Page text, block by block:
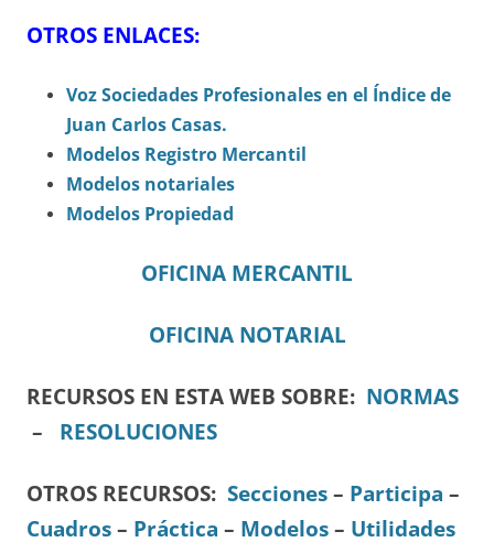
OTROS ENLACES:
Voz Sociedades Profesionales en el Índice de
Juan Carlos Casas.
Modelos Registro Mercantil
Modelos notariales
Modelos Propiedad
OFICINA MERCANTIL
OFICINA NOTARIAL
RECURSOS EN ESTA WEB SOBRE: NORMAS
– RESOLUCIONES
OTROS RECURSOS: Secciones – Participa –
Cuadros – Práctica – Modelos – Utilidades